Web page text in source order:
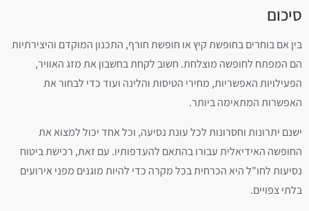
סיכום
בין אם בוחרים בחופשת קיץ או חופשת חורף, התכנון המוקדם והיצירתיות
הם המפתח לחופשה מוצלחת. חשוב לקחת בחשבון את מזג האוויר,
הפעילויות האפשריות, מחירי הטיסות והלינה ועוד כדי לבחור את
האפשרות המתאימה ביותר.
ישנם יתרונות וחסרונות לכל עונת נסיעה, וכל אחד יכול למצוא את
החופשה האידיאלית עבורו בהתאם להעדפותיו. עם זאת, רכישת ביטוח
נסיעות לחו"ל היא הכרחית בכל מקרה כדי להיות מוגנים מפני אירועים
בלתי צפויים.